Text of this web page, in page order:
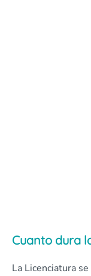
Cuanto dura
La Licenciatura